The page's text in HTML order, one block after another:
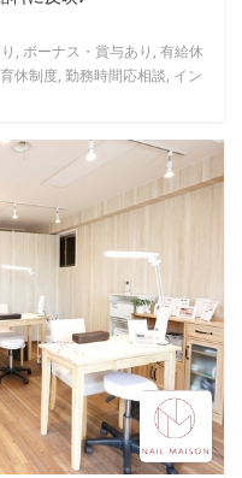
, ボーナス・賞与あり, 有給休
休制度, 勤務時間応相談, イン